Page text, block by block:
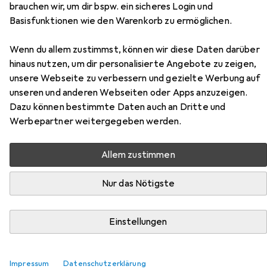
brauchen wir, um dir bspw. ein sicheres Login und
Basisfunktionen wie den Warenkorb zu ermöglichen.
Wenn du allem zustimmst, können wir diese Daten darüber
hinaus nutzen, um dir personalisierte Angebote zu zeigen,
unsere Webseite zu verbessern und gezielte Werbung auf
unseren und anderen Webseiten oder Apps anzuzeigen.
Dazu können bestimmte Daten auch an Dritte und
Werbepartner weitergegeben werden.
Allem zustimmen
Nur das Nötigste
Einstellungen
Impressum Datenschutzerklärung
Zubehör für Villeroy & Boch
Hier findest du passendes Zubehör zum Produkt Villeroy &
Boch Francois aus der Kategorie Reinigungsmittel.